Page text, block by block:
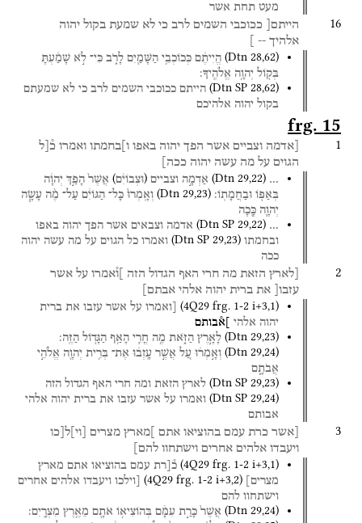
מעט תחת אשר
16 הייתם[ ככוכבי השמים לרב כי לא שמעת בקול יהוה
אלהיך --
(Dtn 28,62) הֱיִיתֶ֔ם כְּכוֹכְבֵ֥י הַשָּׁמַ֖יִם לָרֹ֑ב כִּי־ לֹ֣א שָׁמַ֔עְתָּ
בְּק֖וֹל יְהוָ֥ה אֱלֹהֶֽיךָ׃
(Dtn SP 28,62) הייתם ככוכבי השמים לרב כי לא שמעתם
בקול יהוה אלהיכם
frg. 15
1 [אדמה וצביים אשר הפך יהוה באפו ו]בחמתו ואמרו כ֯[ל
הגוים על מה עשה יהוה ככה]
…
(Dtn 29,22) אַדְמָ֣ה וצביים (וּצְבוֹיִ֔ם) אֲשֶׁר֙ הָפַ֣ךְ יְהוָ֔ה
בְּאַפּ֖וֹ וּבַחֲמָתֽוֹ׃ (Dtn 29,23) וְאָֽמְרוּ֙ כָּל־ הַגּוֹיִ֔ם עַל־ מֶ֨ה עָשָׂ֧ה
יְהוָ֛ה כָּ֖כָה
…
(Dtn SP 29,22) אדמה וצבאים אשר הפך יהוה באפו
ובחמתו
(Dtn SP 29,23) ואמרו כל הגוים על מה עשה יהוה
ככה
2 [לארץ הזאת מה חרי האף הגדול הזה ]ו֯אמרו על אשר
עזבו[
את ברית יהוה אלהי אבתם]
(4Q29 frg. 1-2 i+3,1) [ואמרו על אשר עזבו את ברית
יהוה אלהי ]א֯בותם
(Dtn 29,23) לָאָ֣רֶץ הַזֹּ֑את מֶ֥ה חֳרִ֛י הָאַ֥ף הַגָּד֖וֹל הַזֶּֽה׃
(Dtn 29,24) וְאָ֣מְר֔וּ עַ֚ל אֲשֶׁ֣ר עָֽזְב֔וּ אֶת־ בְּרִ֥ית יְהוָ֖ה אֱלֹהֵ֣י
אֲבֹתָ֑ם
(Dtn SP 29,23) לארץ הזאת ומה חרי האף הגדול הזה
(Dtn SP 29,24) ואמרו על אשר עזבו את ברית יהוה אלהי
אבותם
3 [אשר כרת עמם בהוציאו אתם ]מארץ מצרים וי ל[כו
ויעבדו אלהים אחרים וישתחוו להם]
(4Q29 frg. 1-2 i+3,1) כ֯[רת עמם בהוציאו אתם מארץ
מצרים]
(4Q29 frg. 1-2 i+3,2) [וילכו ויעבדו אלהים אחרים
וישתחוו להם
(Dtn 29,24) אֲשֶׁר֙ כָּרַ֣ת עִמָּ֔ם בְּהוֹצִיא֥וֹ אֹתָ֖ם מֵאֶ֥רֶץ מִצְרָֽיִם׃